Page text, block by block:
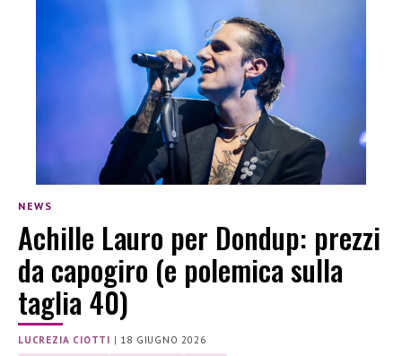
NEWS
Achille Lauro per Dondup: prezzi
da capogiro (e polemica sulla
taglia 40)
LUCREZIA CIOTTI | 18 GIUGNO 2026